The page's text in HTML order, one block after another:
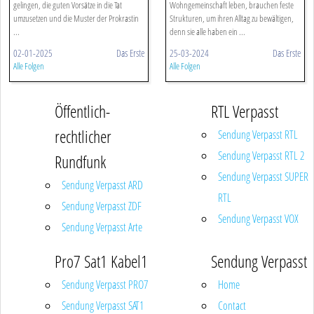
gelingen, die guten Vorsätze in die Tat
umzusetzen und die Muster der Prokrastin
...
02-01-2025 Das Erste
Alle Folgen
Wohngemeinschaft leben, brauchen feste
Strukturen, um ihren Alltag zu bewältigen,
denn sie alle haben ein ...
25-03-2024 Das Erste
Alle Folgen
Öffentlich-
rechtlicher
Rundfunk
Sendung Verpasst ARD
Sendung Verpasst ZDF
Sendung Verpasst Arte
RTL Verpasst
Sendung Verpasst RTL
Sendung Verpasst RTL 2
Sendung Verpasst SUPER
RTL
Sendung Verpasst VOX
Pro7 Sat1 Kabel1
Sendung Verpasst PRO7
Sendung Verpasst SAT1
Sendung Verpasst
Home
Contact